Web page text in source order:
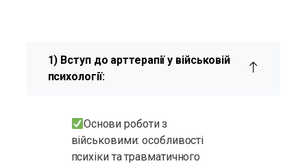
1) Вступ до арттерапії у військовій
психології:
Основи роботи з
військовими: особливості
психіки та травматичного